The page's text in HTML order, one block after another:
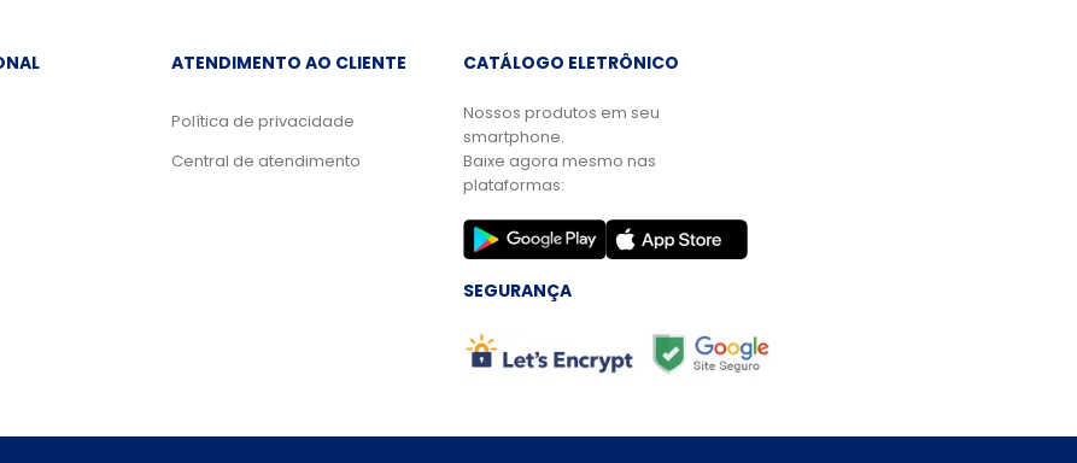
ATENDIMENTO AO CLIENTE
Política de privacidade
Central de atendimento
CATÁLOGO ELETRÔNICO
Nossos produtos em seu
smartphone.
Baixe agora mesmo nas
plataformas:
SEGURANÇA